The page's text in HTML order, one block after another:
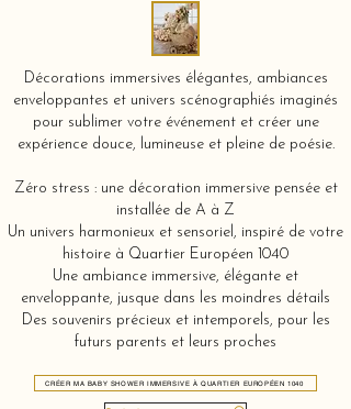
Décorations immersives élégantes, ambiances
enveloppantes et univers scénographiés imaginés
pour sublimer votre événement et créer une
expérience douce, lumineuse et pleine de poésie.
Zéro stress : une décoration immersive pensée et
installée de A à Z
Un univers harmonieux et sensoriel, inspiré de votre
histoire à Quartier Européen 1040
Une ambiance immersive, élégante et
enveloppante, jusque dans les moindres détails
Des souvenirs précieux et intemporels, pour les
futurs parents et leurs proches
CRÉER MA BABY SHOWER IMMERSIVE À QUARTIER EUROPÉEN 1040